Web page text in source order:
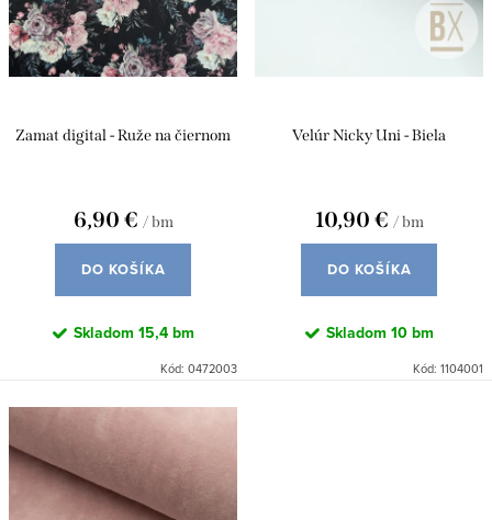
o
d
k
p
r
d
Zamat digital - Ruže na čiernom
6,90 € / bm
DO KOŠÍKA
Skladom 15,4 bm
Kód: 0472003
Velúr Nicky Uni - Biela
10,90 € / bm
DO KOŠÍKA
Skladom 10 bm
Kód: 1104001